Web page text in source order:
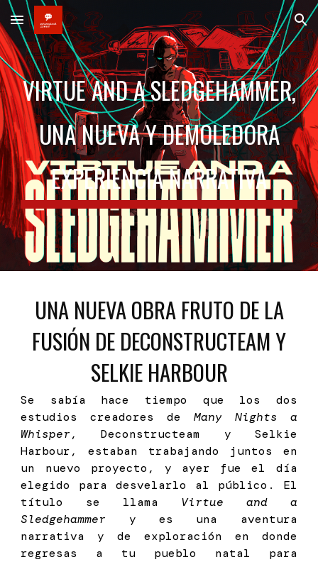
Skip to main content Skip to navigation
VIRTUE AND A SLEDGEHAMMER,
UNA NUEVA Y DEMOLEDORA
EXPERIENCIA NARRATIVA
UNANUEVA OBRA FRUTO DE LA
FUSIÓN DE DECONSTRUCTEAM Y
SELKIE HARBOUR
Se sabía hace tiempo que los dos
estudios creadores de Many Nights a
Whisper, Deconstructeam y Selkie
Harbour, estaban trabajando juntos en
un nuevo proyecto, y ayer fue el día
elegido para desvelarlo al público. El
título se llama Virtue and a
Sledgehammer y es una aventura
narrativa y de exploración en donde
regresas a tu pueblo natal para